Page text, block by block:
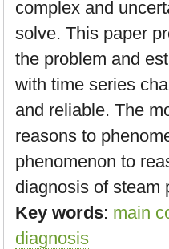
complex and
solve. This paper
the problem and
with time series
and reliable. The
reasons to
phenomenon to
diagnosis of steam
Key words: main
diagnosis